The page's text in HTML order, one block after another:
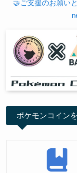
🤝ご支援のお願い
ポケモンコイン